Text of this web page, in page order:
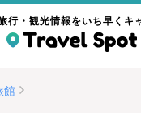
行・観光情報をいち早くキ
館